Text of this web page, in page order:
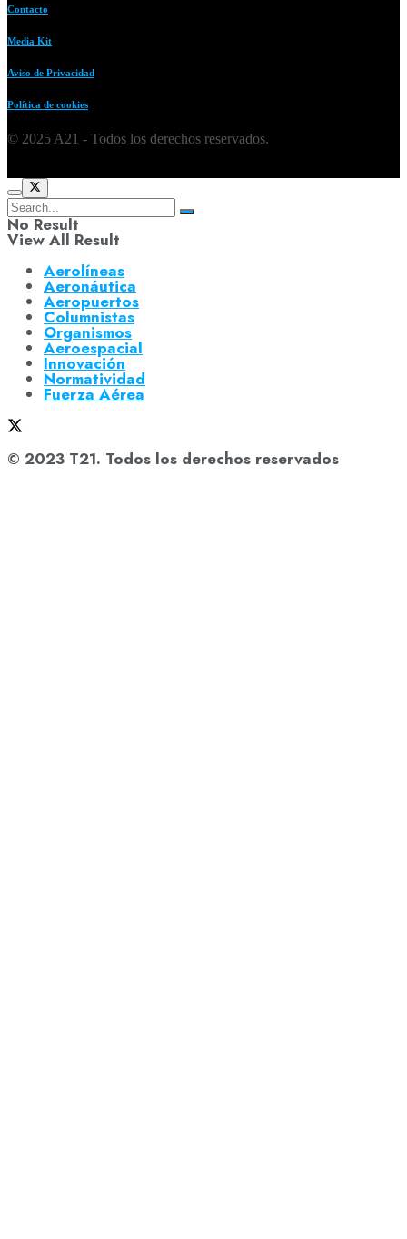
Contacto
Media Kit
Aviso de Privacidad
Política de cookies
© 2025 A21 - Todos los derechos reservados.
No Result
View All Result
Aerolíneas
Aeronáutica
Aeropuertos
Columnistas
Organismos
Aeroespacial
Innovación
Normatividad
Fuerza Aérea
© 2023 T21. Todos los derechos reservados